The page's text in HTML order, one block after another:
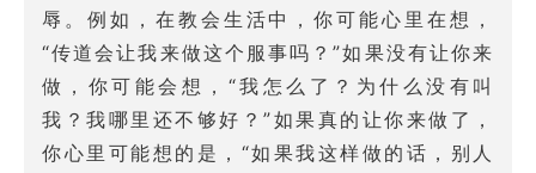
辱。例如，在教会生活中，你可能心里在想，
“传道会让我来做这个服事吗？”如果没有让你来
做，你可能会想，“我怎么了？为什么没有叫
我？我哪里还不够好？”如果真的让你来做了，
你心里可能想的是，“如果我这样做的话，别人